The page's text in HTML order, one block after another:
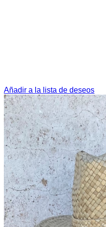
Añadir a la lista de deseos